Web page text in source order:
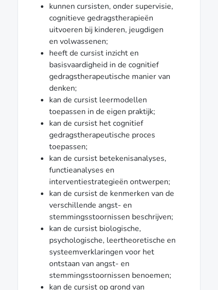
kunnen cursisten, onder supervisie,
cognitieve gedragstherapieën
uitvoeren bij kinderen, jeugdigen
en volwassenen;
heeft de cursist inzicht en
basisvaardigheid in de cognitief
gedragstherapeutische manier van
denken;
kan de cursist leermodellen
toepassen in de eigen praktijk;
kan de cursist het cognitief
gedragstherapeutische proces
toepassen;
kan de cursist betekenisanalyses,
functieanalyses en
interventiestrategieën ontwerpen;
kan de cursist de kenmerken van de
verschillende angst- en
stemmingsstoornissen beschrijven;
kan de cursist biologische,
psychologische, leertheoretische en
systeemverklaringen voor het
ontstaan van angst- en
stemmingsstoornissen benoemen;
kan de cursist op grond van